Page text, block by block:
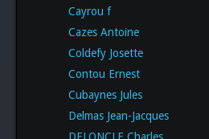
Cayrou f
Cazes Antoine
Coldefy Josette
Contou Ernest
Cubaynes Jules
Delmas Jean-Jacques
DELONCLE Charles